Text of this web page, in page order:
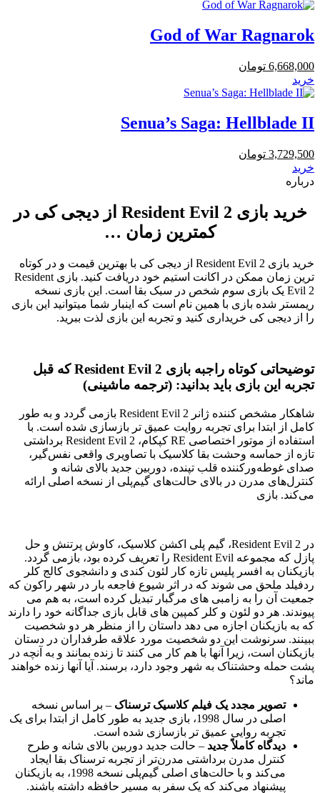
God of War Ragnarok
6,668,000 تومان
خرید
Senua’s Saga: Hellblade II
3,729,500 تومان
خرید
درباره
خرید بازی Resident Evil 2 از دیجی کی در
کمترین زمان …
خرید بازی Resident Evil 2 از دیجی کی با بهترین قیمت و در کوتاه
ترین زمان ممکن در اکانت استیم خود دریافت کنید. بازی Resident
Evil 2 یک بازی سوم شخص در سبک بقا است. این بازی نسخه
ریمستر شده بازی با همین نام است که اینبار شما میتوانید این بازی
را از دیجی کی خریداری کنید و تجربه این بازی لذت ببرید.
توضیحاتی کوتاه راجبه بازی Resident Evil 2 که قبل
تجربه این بازی باید بدانید: (ترجمه ماشینی)
شاهکار مشخص کننده ژانر Resident Evil 2 بازمی گردد و به طور
کامل از ابتدا برای تجربه روایت عمیق تر بازسازی شده است. با
استفاده از موتور اختصاصی RE کپکام، Resident Evil 2 برداشتی
تازه از حماسه وحشت بقا کلاسیک با تصاویری واقعی نفس‌گیر،
صدای غوطه‌ورکننده قلب تپنده، دوربین جدید بالای شانه و
کنترل‌های مدرن در بالای حالت‌های گیم‌پلی از نسخه اصلی ارائه
می‌کند. بازی
در Resident Evil 2، گیم پلی اکشن کلاسیک، کاوش پرتنش و حل
پازل که مجموعه Resident Evil را تعریف کرده بود، بازمی گردد.
بازیکنان به افسر پلیس تازه کار لئون کندی و دانشجوی کالج کلر
ردفیلد ملحق می شوند که در اثر شیوع فاجعه بار در شهر راکون که
جمعیت آن را به زامبی های مرگبار تبدیل کرده است، به هم می
پیوندند. هر دو لئون و کلر کمپین های قابل بازی جداگانه خود را دارند
که به بازیکنان اجازه می دهد داستان را از منظر هر دو شخصیت
ببینند. سرنوشت این دو شخصیت مورد علاقه طرفداران در دستان
بازیکنان است، زیرا آنها با هم کار می کنند تا زنده بمانند و به آنچه در
پشت حمله وحشتناک به شهر وجود دارد، برسند. آیا آنها زنده خواهند
ماند؟
تصویر مجدد یک فیلم کلاسیک ترسناک – بر اساس نسخه
اصلی در سال 1998، بازی جدید به طور کامل از ابتدا برای یک
تجربه روایی عمیق تر بازسازی شده است.
دیدگاه کاملاً جدید – حالت جدید دوربین بالای شانه و طرح
کنترل مدرن برداشتی مدرن‌تر از تجربه ترسناک بقا ایجاد
می‌کند و با حالت‌های اصلی گیم‌پلی نسخه 1998، به بازیکنان
پیشنهاد می‌کند که یک سفر به مسیر حافظه داشته باشند.